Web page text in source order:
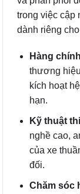
trong việc cập
dành riêng
Hàng
thương
kích hoạt
hạn.
Kỹ thuật
nghề cao,
của xe
đối.
Chăm sóc